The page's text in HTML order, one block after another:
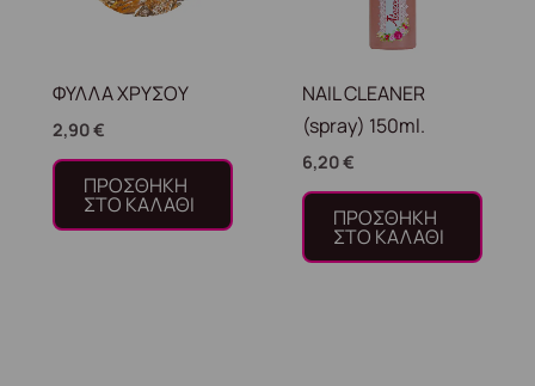
ΦΥΛΛΑ ΧΡΥΣΟΥ
2,90€
ΠΡΟΣΘΉΚΗ
ΣΤΟ ΚΑΛΆΘΙ
NAIL CLEANER
(spray) 150ml.
6,20€
ΠΡΟΣΘΉΚΗ
ΣΤΟ ΚΑΛΆΘΙ